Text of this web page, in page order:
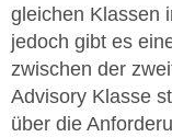
gleichen Klassen
jedoch gibt es
zwischen der
Advisory Klasse
über die